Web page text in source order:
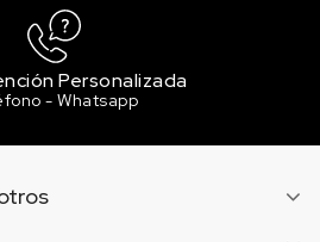
Personalizada
- Whatsapp